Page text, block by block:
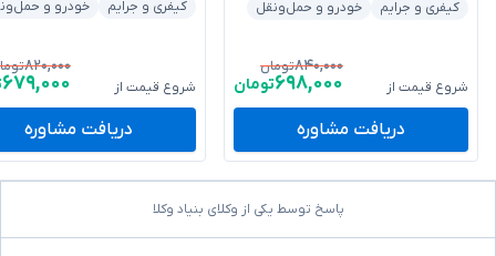
کیفری و جرایم
خودرو و حمل‌ونقل
شروع قیمت از
۸۴۰,۰۰۰تومان
۶۹۸,۰۰۰تومان
دریافت مشاوره
کیفری و جرایم
خودرو و
شروع قیمت از
۸۲۰,۰۰۰
۶۷۹,۰۰۰
دریافت مشاوره
پاسخ توسط یکی از وکلای بنیاد وکلا